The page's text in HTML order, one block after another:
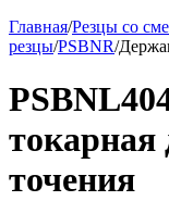
Главная/Резцы со
резцы/PSBNR/
токарная
точения